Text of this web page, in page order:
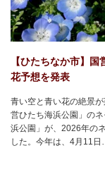
【ひたちなか市】
花予想を発表
青い空と青い花の絶景
営ひたち海浜公園」の
浜公園」が、2026年の
した。今年は、4月11